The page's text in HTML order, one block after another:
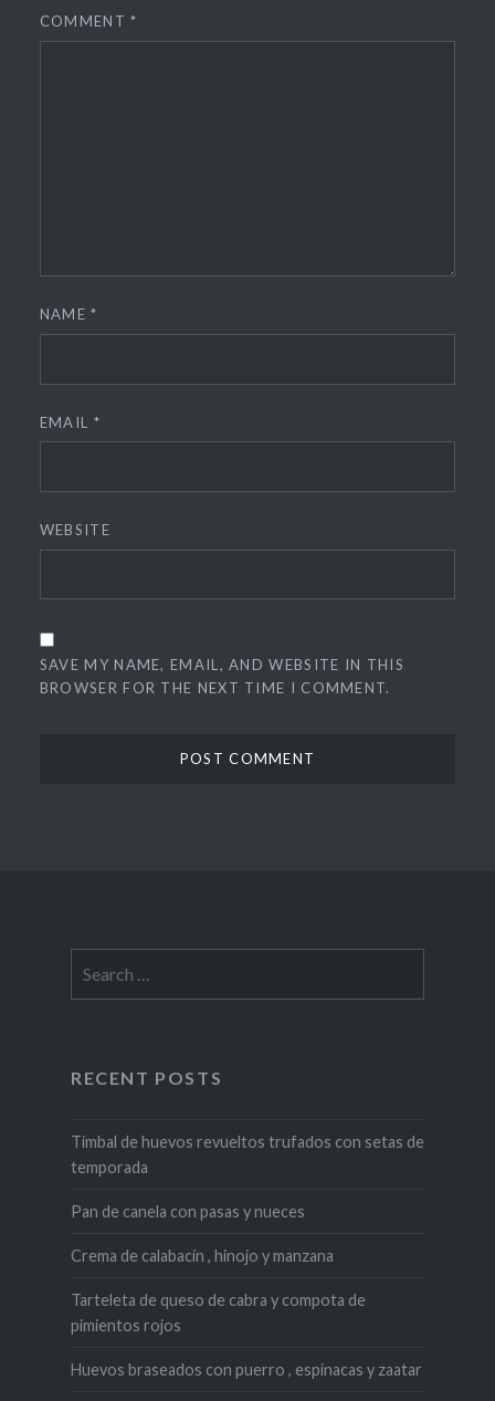
COMMENT*
NAME*
EMAIL *
WEBSITE
SAVE MY NAME, EMAIL, AND WEBSITE IN THIS
BROWSER FOR THE NEXT TIME I COMMENT.
for:
RECENT POSTS
Timbal de huevos revueltos trufados con setas de
temporada
Pan de canela con pasas y nueces
Crema de calabacín , hinojo y manzana
Tarteleta de queso de cabra y compota de
pimientos rojos
Huevos braseados con puerro , espinacas y zaatar